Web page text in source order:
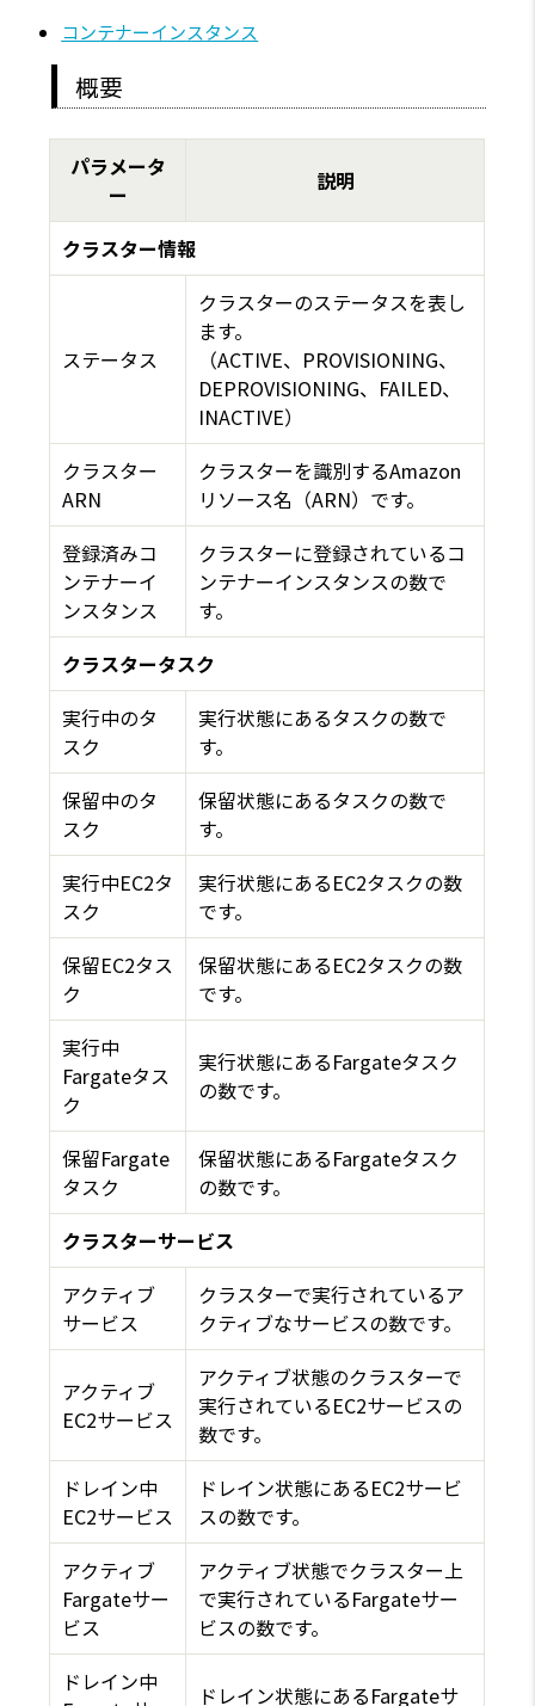
コンテナーインスタンス
概要
パラメータ
ー
説明
クラスター情報
ステータス
クラスターのステータスを表し
ます。
（ACTIVE、PROVISIONING、
DEPROVISIONING、FAILED、
INACTIVE）
クラスター
ARN
クラスターを識別するAmazon
リソース名（ARN）です。
登録済みコ
ンテナーイ
ンスタンス
クラスターに登録されているコ
ンテナーインスタンスの数で
す。
クラスタータスク
実行中のタ
スク
実行状態にあるタスクの数で
す。
保留中のタ
スク
保留状態にあるタスクの数で
す。
実行中EC2タ
スク
実行状態にあるEC2タスクの数
です。
保留EC2タス
ク
保留状態にあるEC2タスクの数
です。
実行中
Fargateタス
ク
実行状態にあるFargateタスク
の数です。
保留Fargate
タスク
保留状態にあるFargateタスク
の数です。
クラスターサービス
アクティブ
サービス
クラスターで実行されているア
クティブなサービスの数です。
アクティブ
EC2サービス
アクティブ状態のクラスターで
実行されているEC2サービスの
数です。
ドレイン中
EC2サービス
ドレイン状態にあるEC2サービ
スの数です。
アクティブ
Fargateサー
ビス
アクティブ状態でクラスター上
で実行されているFargateサー
ビスの数です。
ドレイン中
ドレイン状態にあるFargateサ